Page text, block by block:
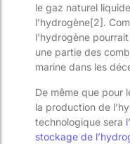
le gaz naturel
l’hydrogène[2].
l’hydrogène
une partie des
marine dans les
De même que pour
la production de
technologique sera
stockage de